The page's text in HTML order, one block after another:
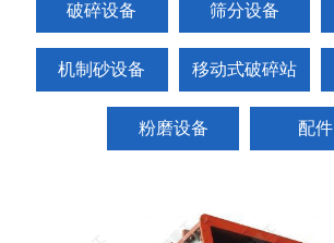
破碎设备 筛分设备
机制砂设备 移动式破碎站
粉磨设备 配件